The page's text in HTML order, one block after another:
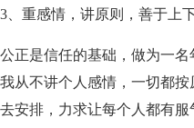
3、重感情，讲原则，善于上下
公正是信任的基础，做为一
从不讲个人感情，一切都
安排，力求让每个人都有